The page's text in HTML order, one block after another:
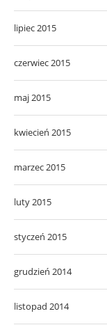
lipiec 2015
czerwiec 2015
maj 2015
kwiecień 2015
marzec 2015
luty 2015
styczeń 2015
grudzień 2014
listopad 2014